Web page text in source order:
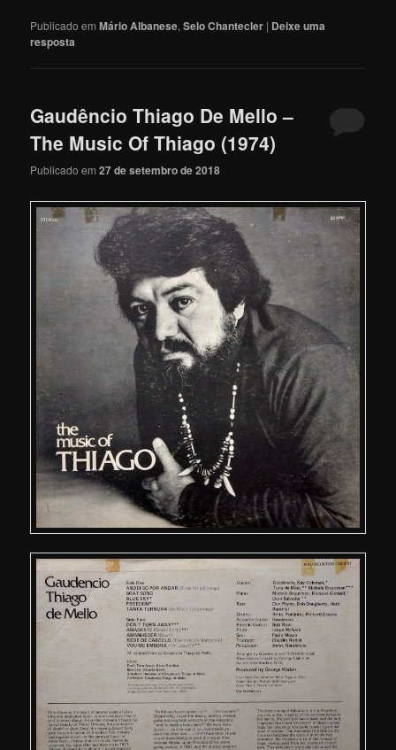
Publicado em Mário Albanese,Selo Chantecler | Deixe uma
resposta
Gaudêncio Thiago De Mello –
The Music Of Thiago (1974)
Publicado em27 de setembro de 2018